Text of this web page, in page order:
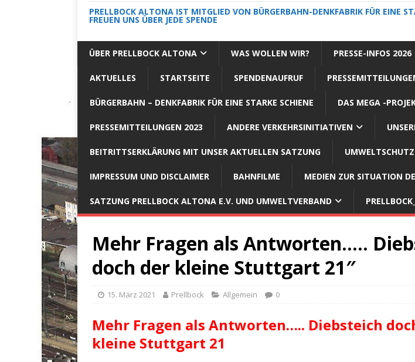
PRELLBOCK ALTONA IST MITGLIED VON BÜRGERBAHN-DENKFABRIK FÜR EINE
FREUEN UNS ÜBER JEDE SPENDE
ÜBER PRELLBOCK ALTONA WAS WOLLEN WIR? PRESSE-INFOS 2026
AKTUELLES STARTSEITE SPENDENAUFRUF
BÜRGERBAHN – DENKFABRIK FÜR EINE STARKE SCHIENE DAS MEGA -
PRESSEMITTEILUNGEN 2023 ANDERE VERKEHRSINITIATIVEN
BEITRITTSERKLÄRUNG MIT UNSER AKTUELLEN SATZUNG
IMPRESSUM UND DISCLAIMER BAHNFILME MEDIEN ZUR SITUATION
SATZUNG PRELLBOCK ALTONA E.V. UND UMWELTVERBAND
Mehr Fragen als Antworten…..
doch der kleine Stuttgart 21″
15. März 2021 Prellbock Allgemein 0
Mehr Fragen als Antworten….. Diebsteich
kleine Stuttgart 21